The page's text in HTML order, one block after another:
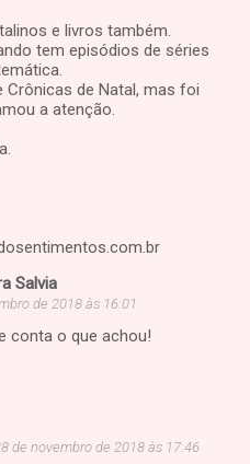
e livros também.
tem episódios de séries
Crônicas de Natal, mas foi
a atenção.
Salvia
de 2018 às 16:01
conta o que achou!
de novembro de 2018 às 17:46